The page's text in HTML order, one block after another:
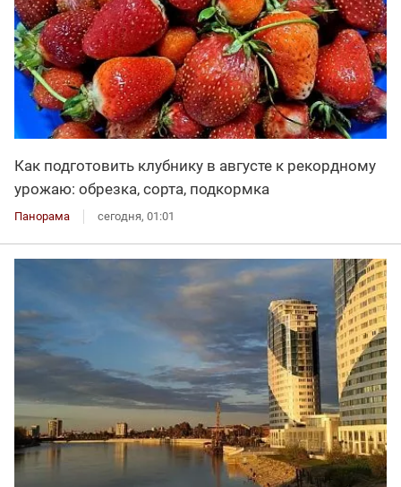
Как подготовить клубнику в августе к рекордному
урожаю: обрезка, сорта, подкормка
Панорама сегодня, 01:01